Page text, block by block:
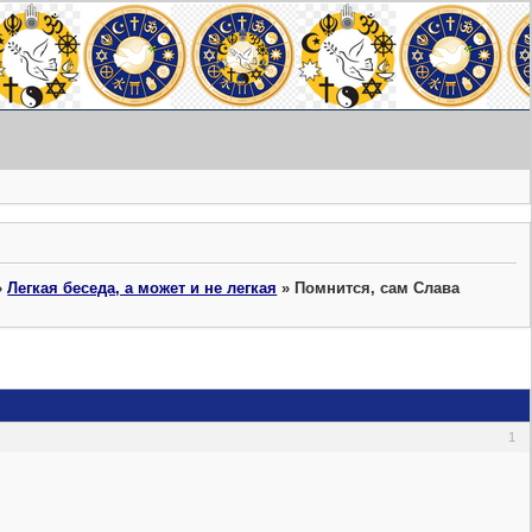
Легкая беседа, а может и не легкая »Помнится, сам Слава
1